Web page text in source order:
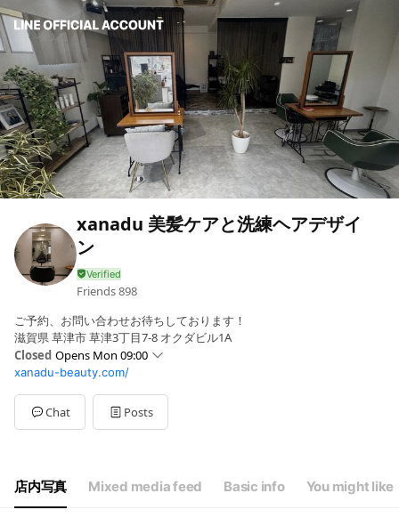
xanadu 美髪ケアと洗練ヘアデザイ
ン
Friends898
ご予約、お問い合わせお待ちしております！
滋賀県 草津市 草津3丁目7-8 オクダビル1A
Closed Opens Mon 09:00
Sun09:00 - 20:00
Mon09:00 - 20:00
Tue09:00 - 20:00
Wed09:00 - 20:00
Sat 10:00 - 21:00
隔週水曜日、木曜日は店休日
xanadu-beauty.com/
Chat Posts
店内写真 Mixed media feed Basic info You might like